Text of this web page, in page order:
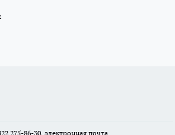
275-86-30, электронная почта